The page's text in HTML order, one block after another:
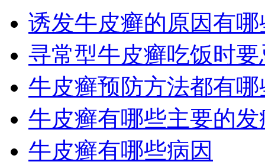
诱发牛皮癣的原因有哪
寻常型牛皮癣吃饭时
牛皮癣预防方法都有哪
牛皮癣有哪些主要的
牛皮癣有哪些病因